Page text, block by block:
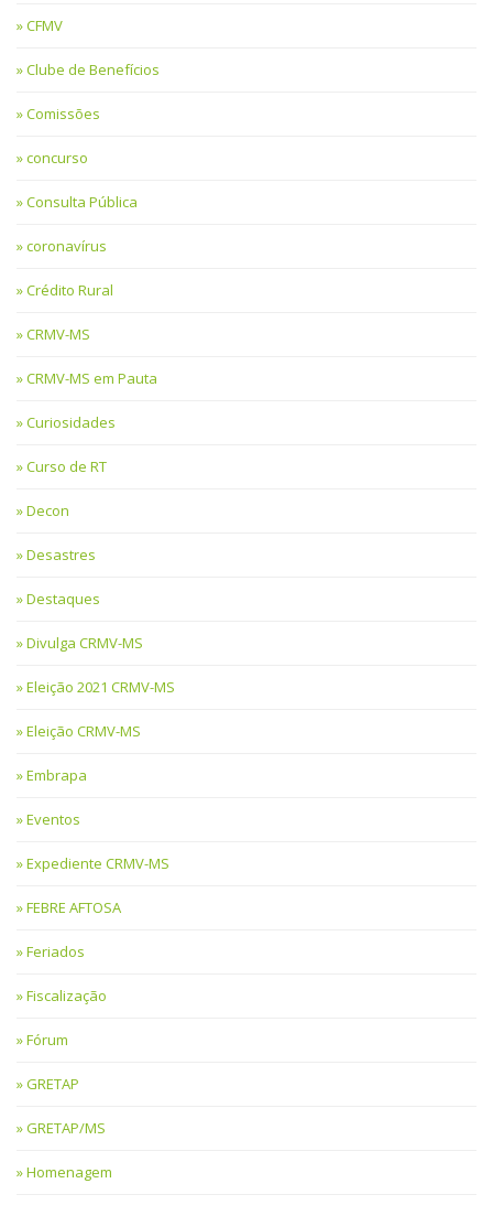
CFMV
Clube de Benefícios
Comissões
concurso
Consulta Pública
coronavírus
Crédito Rural
CRMV-MS
CRMV-MS em Pauta
Curiosidades
Curso de RT
Decon
Desastres
Destaques
Divulga CRMV-MS
Eleição 2021 CRMV-MS
Eleição CRMV-MS
Embrapa
Eventos
Expediente CRMV-MS
FEBRE AFTOSA
Feriados
Fiscalização
Fórum
GRETAP
GRETAP/MS
Homenagem